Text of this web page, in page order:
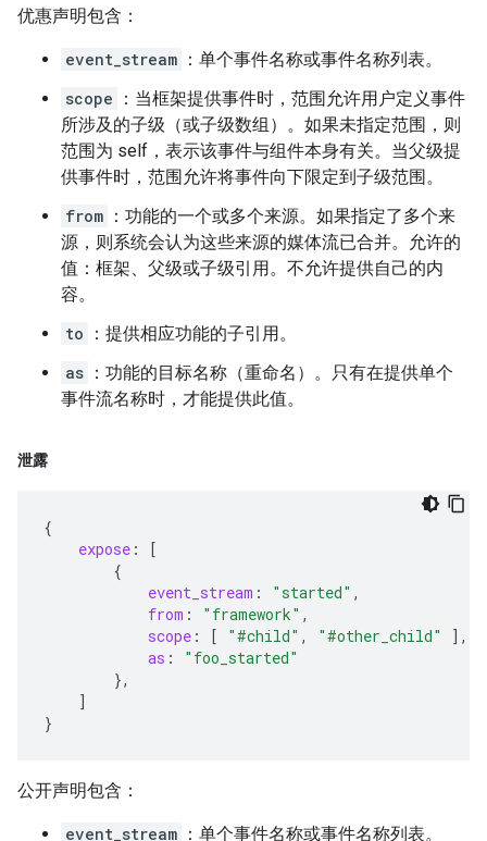
优惠声明包含：
event_stream ：单个事件名称或事件名称列表。
scope
：当框架提供事件时，范围允许用户定义事件
所涉及的子级（或子级数组）。如果未指定范围，则
范围为 self，表示该事件与组件本身有关。当父级提
供事件时，范围允许将事件向下限定到子级范围。
from ：功能的一个或多个来源。如果指定了多个来
源，则系统会认为这些来源的媒体流已合并。允许的
值：框架、父级或子级引用。不允许提供自己的内
容。
to
：提供相应功能的子引用。
as ：功能的目标名称（重命名）。只有在提供单个
事件流名称时，才能提供此值。
泄露
{
expose :
[
{
event_stream : "started" ,
from : "framework" ,
scope : [ "#child" , "#other_child"
],
as :
"foo_started"
},
]
}
公开声明包含：
event_stream ：单个事件名称或事件名称列表。